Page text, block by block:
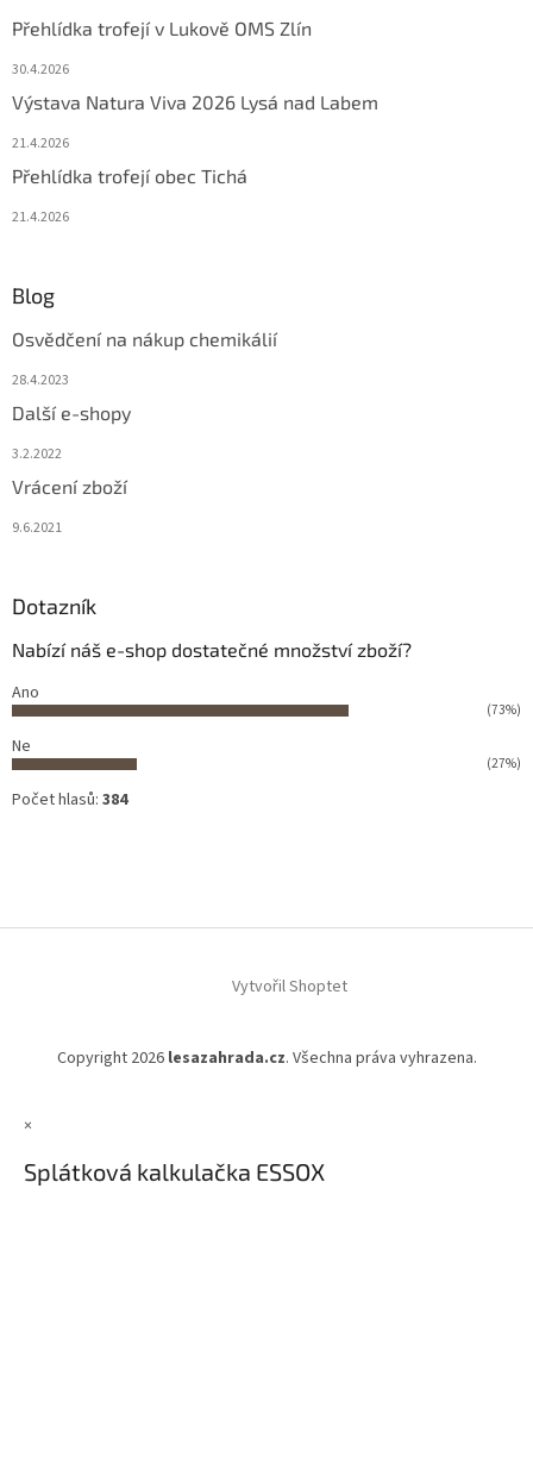
Přehlídka trofejí v Lukově OMS Zlín
30.4.2026
Výstava Natura Viva 2026 Lysá nad Labem
21.4.2026
Přehlídka trofejí obec Tichá
21.4.2026
Blog
Osvědčení na nákup chemikálií
28.4.2023
Další e-shopy
3.2.2022
Vrácení zboží
9.6.2021
Dotazník
Nabízí náš e-shop dostatečné množství zboží?
Ano
(73%)
Ne
(27%)
Počet hlasů: 384
Vytvořil Shoptet
Copyright 2026 lesazahrada.cz. Všechna práva vyhrazena.
×
Splátková kalkulačka ESSOX